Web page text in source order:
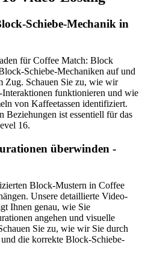
Schiebe-Mechanik in
für Coffee Match: Block
Schiebe-Mechaniken auf und
Zug. Schauen Sie zu, wie wir
funktionieren und wie
von Kaffeetassen identifiziert.
Beziehungen ist essentiell für das
16.
überwinden -
Block-Mustern in Coffee
Unsere detaillierte Video-
Ihnen genau, wie Sie
angehen und visuelle
Sie zu, wie wir Sie durch
die korrekte Block-Schiebe-